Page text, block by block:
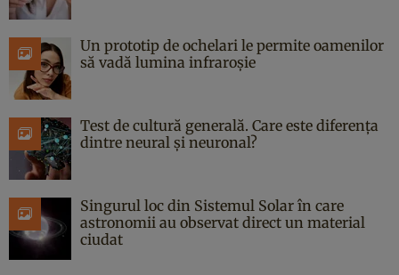
Un prototip de ochelari le permite oamenilor
să vadă lumina infraroșie
Test de cultură generală. Care este diferența
dintre neural și neuronal?
Singurul loc din Sistemul Solar în care
astronomii au observat direct un material
ciudat